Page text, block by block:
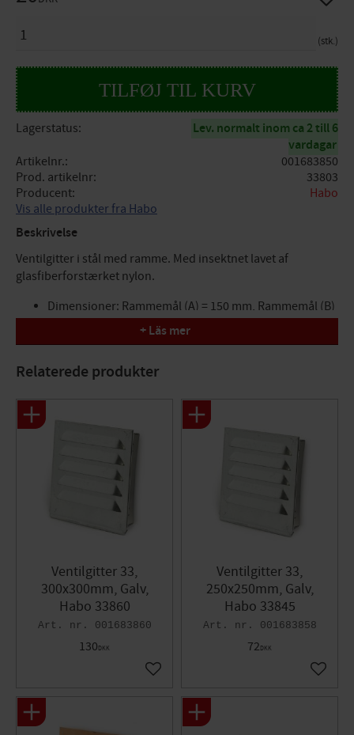
stk.
Lagerstatus
Lev. normalt inom ca 2 till 6
vardagar
Artikelnr.
001683850
Prod. artikelnr
33803
Producent
Habo
Vis alle produkter fra Habo
Beskrivelse
Ventilgitter i stål med ramme. Med insektnet lavet af
glasfiberforstærket nylon.
Dimensioner: Rammemål (A) = 150 mm, Rammemål (B)
= 150 mm, Udvendige mål (C) = 160 mm, Udvendige mål
+ Läs mer
Relaterede produkter
Ventilgitter 33,
300x300mm, Galv,
Habo 33860
001683860
130DKK
Gem som favorit
Ventilgitter 33,
250x250mm, Galv,
Habo 33845
001683858
72DKK
Gem